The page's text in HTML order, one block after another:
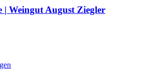
| Weingut August Ziegler